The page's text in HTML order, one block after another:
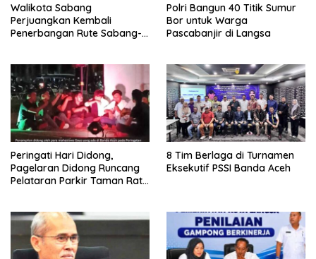
Walikota Sabang
Perjuangkan Kembali
Penerbangan Rute Sabang-
Polri Bangun 40 Titik Sumur
Bor untuk Warga
Pascabanjir di Langsa
Peringati Hari Didong,
Pagelaran Didong Runcang
Pelataran Parkir Taman Ratu
8 Tim Berlaga di Turnamen
Eksekutif PSSI Banda Aceh